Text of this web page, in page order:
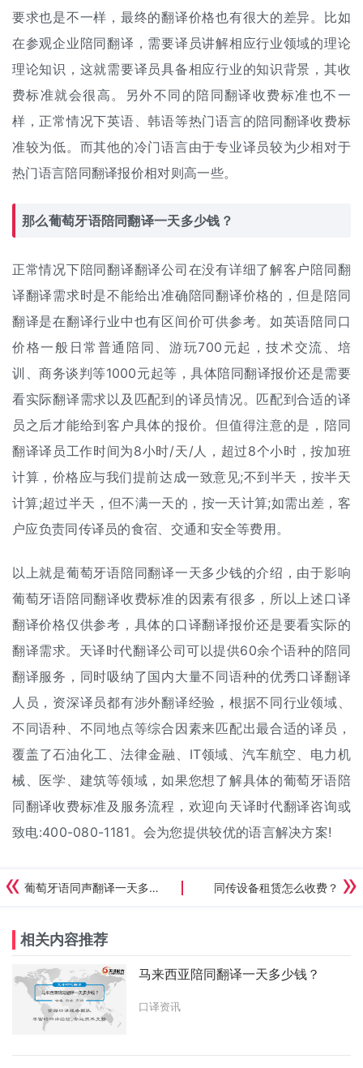
要求也是不一样，最终的翻译价格也有很大的差异。比如
在参观企业陪同翻译，需要译员讲解相应行业领域的理论
理论知识，这就需要译员具备相应行业的知识背景，其收
费标准就会很高。另外不同的陪同翻译收费标准也不一
样，正常情况下英语、韩语等热门语言的陪同翻译收费标
准较为低。而其他的冷门语言由于专业译员较为少相对于
热门语言陪同翻译报价相对则高一些。
那么葡萄牙语陪同翻译一天多少钱？
正常情况下陪同翻译翻译公司在没有详细了解客户陪同翻
译翻译需求时是不能给出准确陪同翻译价格的，但是陪同
翻译是在翻译行业中也有区间价可供参考。如英语陪同口
价格一般日常普通陪同、游玩700元起，技术交流、培
训、商务谈判等1000元起等，具体陪同翻译报价还是需要
看实际翻译需求以及匹配到的译员情况。匹配到合适的译
员之后才能给到客户具体的报价。但值得注意的是，陪同
翻译译员工作时间为8小时/天/人，超过8个小时，按加班
计算，价格应与我们提前达成一致意见;不到半天，按半天
计算;超过半天，但不满一天的，按一天计算;如需出差，客
户应负责同传译员的食宿、交通和安全等费用。
以上就是葡萄牙语陪同翻译一天多少钱的介绍，由于影响
葡萄牙语陪同翻译收费标准的因素有很多，所以上述口译
翻译价格仅供参考，具体的口译翻译报价还是要看实际的
翻译需求。天译时代翻译公司可以提供60余个语种的陪同
翻译服务，同时吸纳了国内大量不同语种的优秀口译翻译
人员，资深译员都有涉外翻译经验，根据不同行业领域、
不同语种、不同地点等综合因素来匹配出最合适的译员，
覆盖了石油化工、法律金融、IT领域、汽车航空、电力机
械、医学、建筑等领域，如果您想了解具体的葡萄牙语陪
同翻译收费标准及服务流程，欢迎向天译时代翻译咨询或
致电:400-080-1181。会为您提供较优的语言解决方案!
葡萄牙语同声翻译一天多少钱？ 同传设备租赁怎么收费？
相关内容推荐
马来西亚陪同翻译一天多少钱？
口译资讯